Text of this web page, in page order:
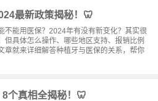
最新政策揭秘！🦷
不能用医保？2024年有没有新变化？其实很
但具体怎么操作、哪些地区支持、报销比例
章就来详细解答种植牙与医保的关系，帮你
个真相全揭秘！🦷